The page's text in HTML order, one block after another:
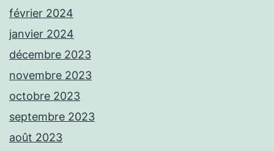
février 2024
janvier 2024
décembre 2023
novembre 2023
octobre 2023
septembre 2023
août 2023